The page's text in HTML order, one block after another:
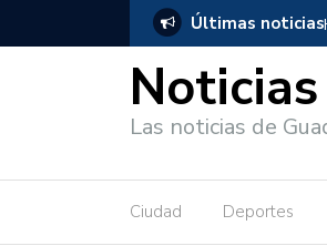
Últimas noticias
salió de los separos sin lesiones graves
Las noticias de
Ciudad Deportes